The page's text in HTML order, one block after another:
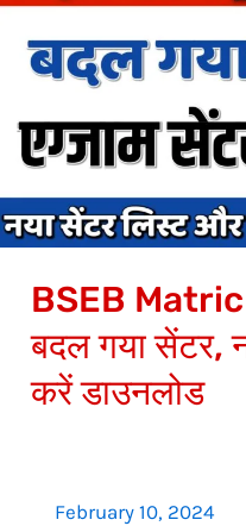
BSEB
बदल गया सेंटर,
करें डाउनलोड
February 10, 2024
Exam
2024:
गया
नया
लिस्ट
यहाँ
डाउनलोड